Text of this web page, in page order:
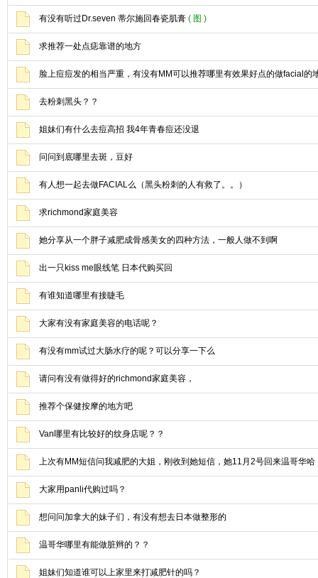
有没有听过Dr.seven 蒂尔施回春瓷肌膏 ( 图 )
求推荐一处点痣靠谱的地方
脸上痘痘发的相当严重，有没有MM可以推荐哪里有效果好点的做facial的
去粉刺黑头？？
姐妹们有什么去痘高招 我4年青春痘还没退
问问到底哪里去斑，豆好
有人想一起去做FACIAL么（黑头粉刺的人有救了。。）
求richmond家庭美容
她分享从一个胖子减肥成骨感美女的四种方法，一般人做不到啊
出一只kiss me眼线笔 日本代购买回
有谁知道哪里有接睫毛
大家有没有家庭美容的电话呢？
有没有mm试过大肠水疗的呢？可以分享一下么
请问有没有做得好的richmond家庭美容，
推荐个保健按摩的地方吧
Van哪里有比较好的纹身店呢？？
上次有MM短信问我减肥的大姐，刚收到她短信，她11月2号回来温哥华哈
大家用panli代购过吗？
想问问加拿大的妹子们，有没有想去日本做整形的
温哥华哪里有能做脏辫的？？
姐妹们知道谁可以上家里来打减肥针的吗？